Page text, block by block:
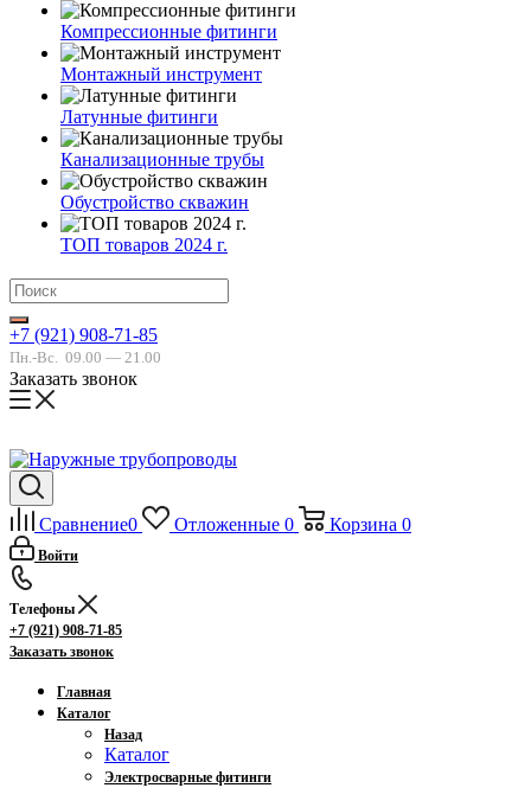
Компрессионные фитинги
Монтажный инструмент
Латунные фитинги
Канализационные трубы
Обустройство скважин
ТОП товаров 2024 г.
+7 (921) 908-71-85
Пн.-Вс. 09.00 — 21.00
Заказать звонок
Сравнение0 Отложенные 0 Корзина 0
Войти
Телефоны
+7 (921) 908-71-85
Заказать звонок
Главная
Каталог
Назад
Каталог
Электросварные фитинги